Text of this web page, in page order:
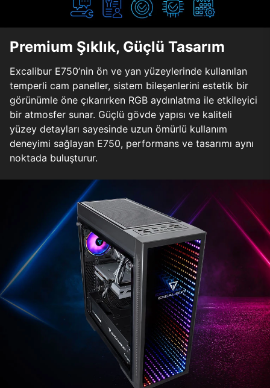
Premium Şıklık, Güçlü Tasarım
Excalibur E750’nin ön ve yan yüzeylerinde kullanılan
temperli cam paneller, sistem bileşenlerini estetik bir
görünümle öne çıkarırken RGB aydınlatma ile etkileyici
bir atmosfer sunar. Güçlü gövde yapısı ve kaliteli
yüzey detayları sayesinde uzun ömürlü kullanım
deneyimi sağlayan E750, performans ve tasarımı aynı
noktada buluşturur.